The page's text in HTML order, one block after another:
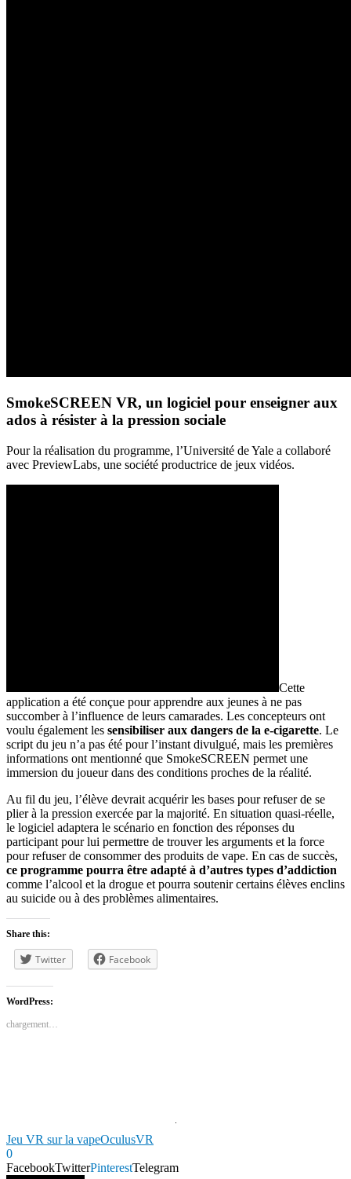
SmokeSCREEN VR, un logiciel pour enseigner aux
ados à résister à la pression sociale
Pour la réalisation du programme, l’Université de Yale a collaboré
avec PreviewLabs, une société productrice de jeux vidéos.
Cette
application a été conçue pour apprendre aux jeunes à ne pas
succomber à l’influence de leurs camarades. Les concepteurs ont
voulu également les sensibiliser aux dangers de la e-cigarette. Le
script du jeu n’a pas été pour l’instant divulgué, mais les premières
informations ont mentionné que SmokeSCREEN permet une
immersion du joueur dans des conditions proches de la réalité.
Au fil du jeu, l’élève devrait acquérir les bases pour refuser de se
plier à la pression exercée par la majorité. En situation quasi-réelle,
le logiciel adaptera le scénario en fonction des réponses du
participant pour lui permettre de trouver les arguments et la force
pour refuser de consommer des produits de vape. En cas de succès,
ce programme pourra être adapté à d’autres types d’addiction
comme l’alcool et la drogue et pourra soutenir certains élèves enclins
au suicide ou à des problèmes alimentaires.
Share this:
Twitter Facebook
WordPress:
chargement…
Jeu VR sur la vapeOculusVR
0
FacebookTwitterPinterestTelegram